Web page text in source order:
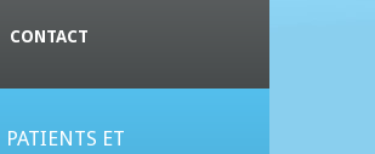
CONTACT
PATIENTS ET